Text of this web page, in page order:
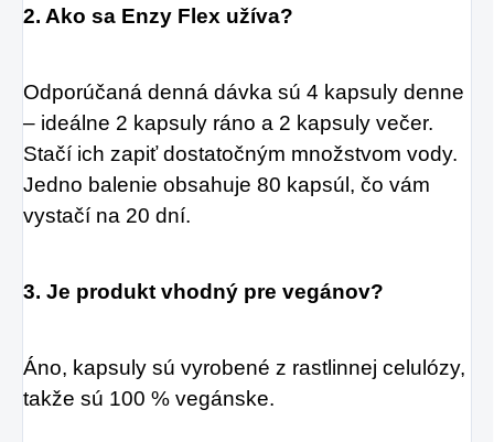
2. Ako sa Enzy Flex užíva?
Odporúčaná denná dávka sú 4 kapsuly denne
– ideálne 2 kapsuly ráno a 2 kapsuly večer.
Stačí ich zapiť dostatočným množstvom vody.
Jedno balenie obsahuje 80 kapsúl, čo vám
vystačí na 20 dní.
3. Je produkt vhodný pre vegánov?
Áno, kapsuly sú vyrobené z rastlinnej celulózy,
takže sú 100 % vegánske.